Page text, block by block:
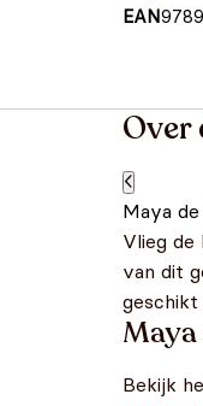
EAN
Over
Maya de
Vlieg de
van dit
Maya
Bekijk